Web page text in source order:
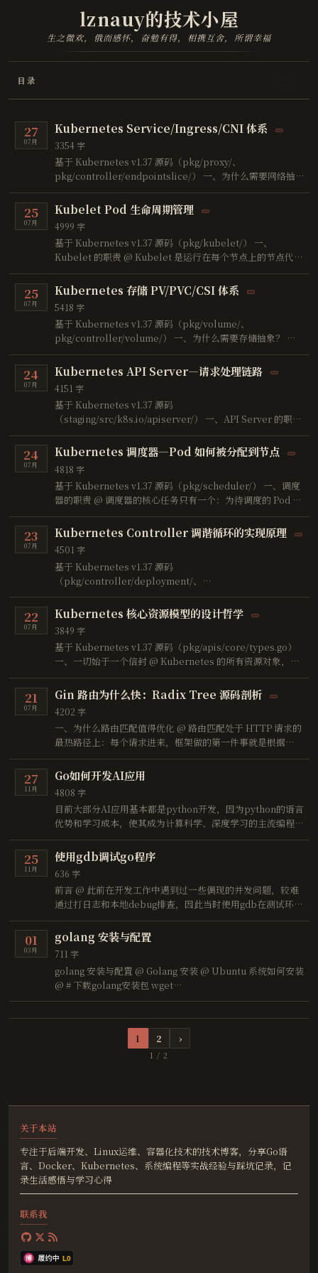
lznauy的技术小屋
生之微欢，俄而感怀，奋勉有得，相携互舍，所谓幸福
目录
27
07月
Kubernetes Service/Ingress/CNI 体系
3354 字
基于 Kubernetes v1.37 源码（pkg/proxy/、
pkg/controller/endpointslice/） 一、为什么需要网络抽
象？ @ Kubernetes 中 Pod 是短暂的，IP 会变化，多个
Pod 需要统一访问入口：
25
07月
Kubelet Pod 生命周期管理
4999 字
基于 Kubernetes v1.37 源码（pkg/kubelet/） 一、
Kubelet 的职责 @ Kubelet 是运行在每个节点上的节点代
理，其核心职责是管理 Pod 的生命周期： 调度器将 Pod 调度
到节点 ↓ kubelet 监听到 Pod 分配 ↓ 创建容器（通过
CRI） ↓ 监控容器状态 ↓ 上 …
25
07月
Kubernetes 存储 PV/PVC/CSI 体系
5418 字
基于 Kubernetes v1.37 源码（pkg/volume/、
pkg/controller/volume/） 一、为什么需要存储抽象？ @
容器本身是无状态的，重启后数据丢失。但大多数应用需要持
久化存储：
24
07月
Kubernetes API Server—请求处理链路
4151 字
基于 Kubernetes v1.37 源码
（staging/src/k8s.io/apiserver/） 一、API Server 的职责
@ API Server 是 Kubernetes 集群的唯一入口，所有组件都
通过它与集群交互：
24
07月
Kubernetes 调度器—Pod 如何被分配到节点
4818 字
基于 Kubernetes v1.37 源码（pkg/scheduler/） 一、调度
器的职责 @ 调度器的核心任务只有一个：为待调度的 Pod 找
到最合适的节点。 用户创建 Pod（未指定 nodeName） ↓
API Server 将 Pod 写入 etcd ↓ 调度器监听到新 Pod ↓ 为
23
07月
Kubernetes Controller 调谐循环的实现原理
4501 字
基于 Kubernetes v1.37 源码
（pkg/controller/deployment/、
pkg/controller/replicaset/） 一、什么是控制器？ @ 在
Kubernetes 中，控制器（Controller） 是一个永不休止的
控制循环，它监控集群中资源对象的实际状态，并驱动其向用
户声明 …
22
07月
Kubernetes 核心资源模型的设计哲学
3849 字
基于 Kubernetes v1.37 源码（pkg/apis/core/types.go）
一、一切始于一个信封 @ Kubernetes 的所有资源对象，都
共享同一个"信封"结构：
21
07月
Gin 路由为什么快：Radix Tree 源码剖析
4202 字
一、为什么路由匹配值得优化 @ 路由匹配处于 HTTP 请求的
最热路径上：每个请求进来，框架做的第一件事就是根据
URL 找到对应的 handler。它的实现方式直接决定了框架的
性能下限。
27
11月
Go如何开发AI应用
4808 字
目前大部分AI应用基本都是python开发，因为python的语言
优势和学习成本，使其成为计算科学、深度学习的主流编程语
言。 因为公司项目的需求，所以最近调研了下golang有什么
比较好的AI框架，现在github有几个比较火的框架，比如
langchaingo和 eino还有最近的 adk-go
25
11月
使用gdb调试go程序
636 字
前言 @ 此前在开发工作中遇到过一些偶现的并发问题，较难
通过打日志和本地debug排查，因此当时使用gdb在测试环境
排查问题 有人觉得gdb已经过时了，但我觉得目前仍有一些
场景它能起到关键作用，此文主要介绍gdb调试go程序的基本
方法
01
03月
golang 安装与配置
711 字
golang 安装与配置 @ Golang 安装 @ Ubuntu 系统如何安装
@ # 下载golang安装包 wget
http://golang.google.cn/dl/go1.17.10.linux-amd64.tar.gz #
1 2 ›
1 / 2
关于本站
专注于后端开发、Linux运维、容器化技术的技术博客，分享Go语
言、Docker、Kubernetes、系统编程等实战经验与踩坑记录，记
录生活感悟与学习心得
联系我